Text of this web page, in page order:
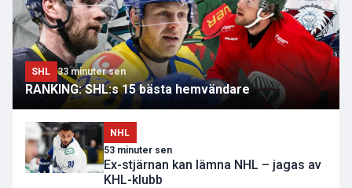
SHL 33 minuter sen
RANKING: SHL:s 15 bästa hemvändare
NHL
53 minuter sen
Ex-stjärnan kan lämna NHL – jagas av
KHL-klubb